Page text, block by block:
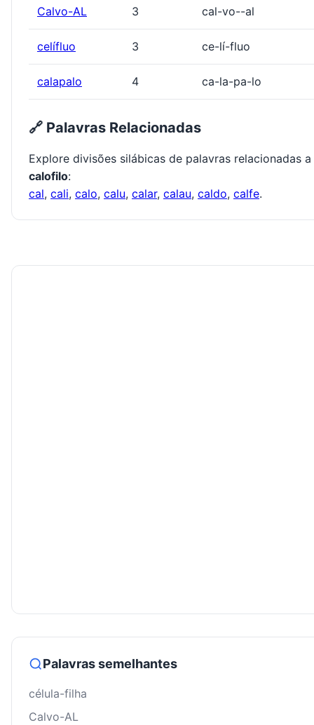
Calvo-AL 3 cal-vo--al
celífluo 3 ce-lí-fluo
calapalo 4 ca-la-pa-lo
🔗 Palavras Relacionadas
Explore divisões silábicas de palavras relacionadas a
calofilo:
cal, cali, calo, calu, calar, calau, caldo, calfe.
Palavras semelhantes
célula-filha
Calvo-AL